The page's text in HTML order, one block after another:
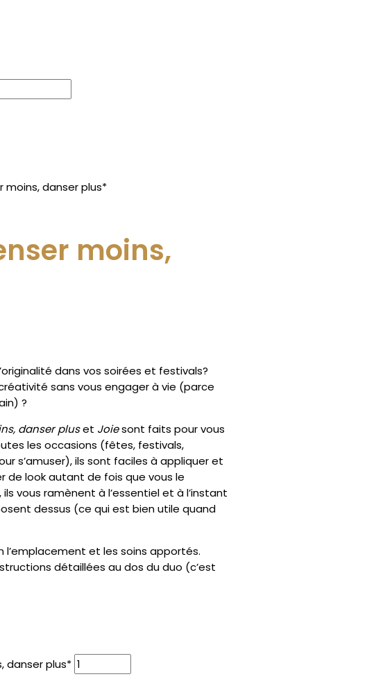
danser plus*
moins,
dans vos soirées et festivals?
sans vous engager à vie (parce
?
danser pluset Joiesont faits pour vous
les occasions (fêtes, festivals,
s’amuser), ils sont faciles à appliquer et
de look autant de fois que vous le
vous ramènent à l’essentiel et à l’instant
dessus (ce qui est bien utile quand
l’emplacement et les soins apportés.
détaillées au dos du duo (c’est
danser plus*